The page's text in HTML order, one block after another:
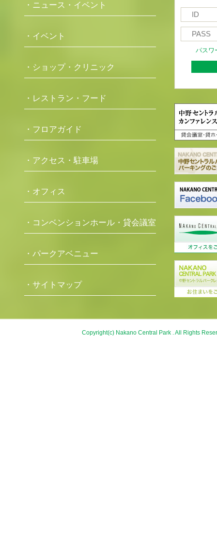
・ニュース・イベント
・イベント
・ショップ・クリニック
・レストラン・フード
・フロアガイド
・アクセス・駐車場
・オフィス
・コンベンションホール・貸会議室
・パークアベニュー
・サイトマップ
パスワ
Copyright(c) Nakano Central Park . All Rights